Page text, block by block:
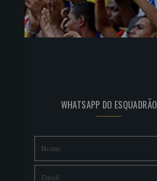
WHATSAPP DO ESQUADRÃO